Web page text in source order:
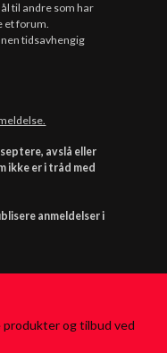
til andre som har
et forum.
tidsavhengig
avslå eller
ikke er i tråd med
anmeldelser i
produkter og tilbud ved